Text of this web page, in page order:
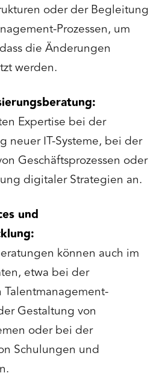
oder der Begleitung
Prozessen, um
die Änderungen
werden.
Expertise bei der
neuer IT-Systeme, bei der
Geschäftsprozessen oder
digitaler Strategien an.
und
können auch im
etwa bei der
Gestaltung von
oder bei der
Schulungen und